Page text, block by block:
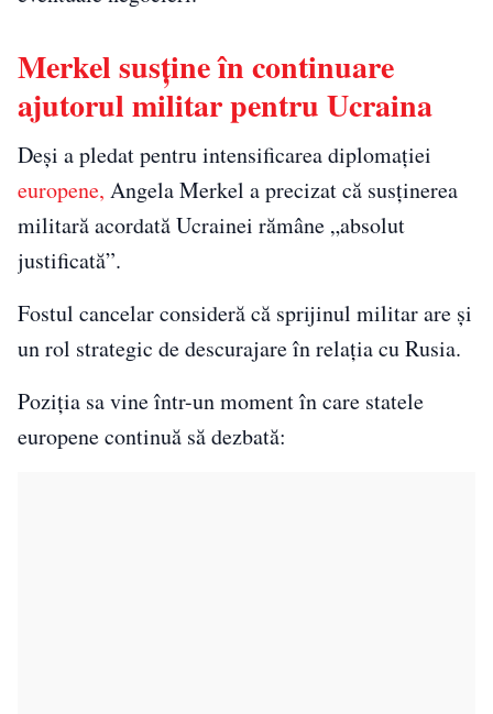
Merkel susține în continuare
ajutorul militar pentru Ucraina
Deși a pledat pentru intensificarea diplomației
europene, Angela Merkel a precizat că susținerea
militară acordată Ucrainei rămâne „absolut
justificată”.
Fostul cancelar consideră că sprijinul militar are și
un rol strategic de descurajare în relația cu Rusia.
Poziția sa vine într-un moment în care statele
europene continuă să dezbată: